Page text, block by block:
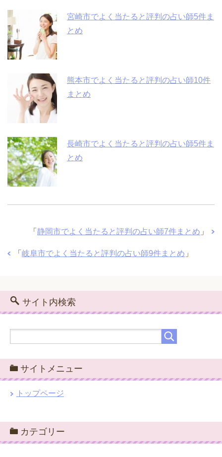
宮崎市でよく当たると評判の占い師5件ま
とめ
熊本市でよく当たると評判の占い師10件
まとめ
長崎市でよく当たると評判の占い師5件ま
とめ
「 静岡市でよく当たると評判の占い師7件まとめ 」
「 岐阜市でよく当たると評判の占い師9件まとめ 」
サイト内検索
サイトメニュー
トップページ
カテゴリー